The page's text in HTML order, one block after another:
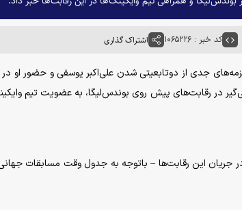
کد خبر : ۱۰۶۵۲۲۶ اشتراک گذاری
جدی از دوتابعیتی شدن علی‌اکبر یوسفی و حضور او
در رقابت‌های پیش روی بوندس‌لیگا، به عضویت تیم
در مسابقات جهانی ۱۹۹۸ دو بار در جریان این رقابت‌ها – باتوجه به جدول وقت